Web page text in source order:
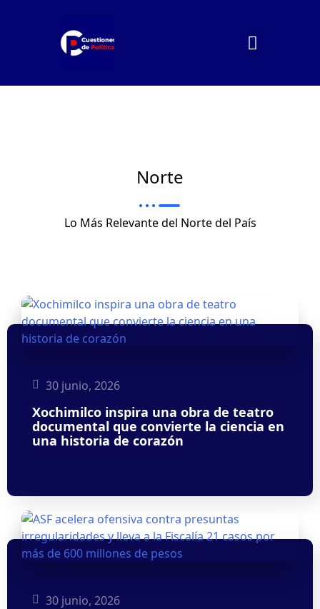
Norte
Lo Más Relevante del Norte del País
30 junio, 2026
Xochimilco inspira una obra de teatro
documental que convierte la ciencia en
una historia de corazón
30 junio, 2026